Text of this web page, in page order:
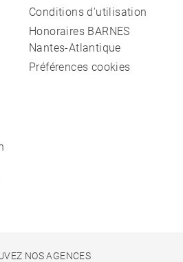
Conditions d'utilisation
Honoraires BARNES
Nantes-Atlantique
Préférences cookies
NOS AGENCES